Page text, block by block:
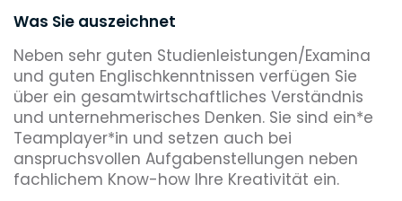
Was Sie auszeichnet
Neben sehr guten Studienleistungen/Examina
und guten Englischkenntnissen verfügen Sie
über ein gesamtwirtschaftliches Verständnis
und unternehmerisches Denken. Sie sind ein*e
Teamplayer*in und setzen auch bei
anspruchsvollen Aufgabenstellungen neben
fachlichem Know-how Ihre Kreativität ein.